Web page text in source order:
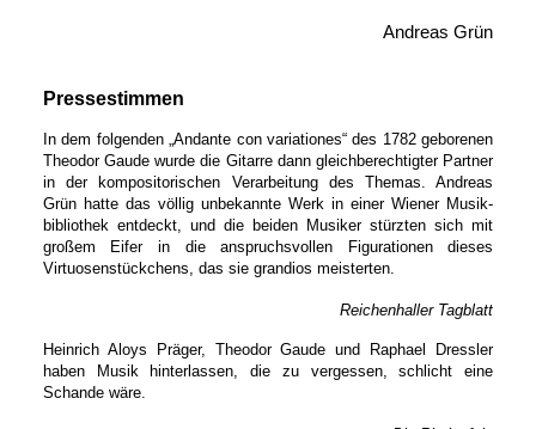
Andreas Grün
Pressestimmen
In dem folgenden „Andante con variationes“ des 1782 geborenen
Theodor Gaude wurde die Gitarre dann gleich­berechtigter Partner
in der kompositorischen Verarbeitung des Themas. Andreas
Grün hatte das völlig unbekannte Werk in einer Wiener Musik­
bibliothek entdeckt, und die beiden Musiker stürzten sich mit
großem Eifer in die anspruchs­vollen Figurationen dieses
Virtuosen­stückchens, das sie grandios meisterten.
Reichenhaller Tagblatt
Heinrich Aloys Präger, Theodor Gaude und Raphael Dressler
haben Musik hinter­lassen, die zu vergessen, schlicht eine
Schande wäre.